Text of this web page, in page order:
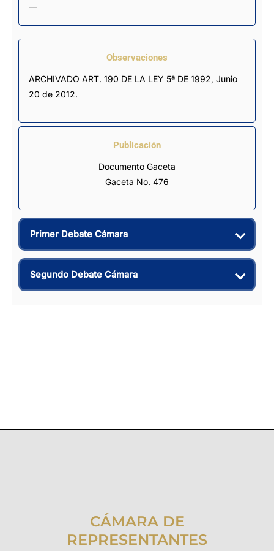
—
Observaciones
ARCHIVADO ART. 190 DE LA LEY 5ª DE 1992, Junio
20 de 2012.
Publicación
Documento Gaceta
Gaceta No. 476
Primer Debate Cámara
Segundo Debate Cámara
CÁMARA DE
REPRESENTANTES